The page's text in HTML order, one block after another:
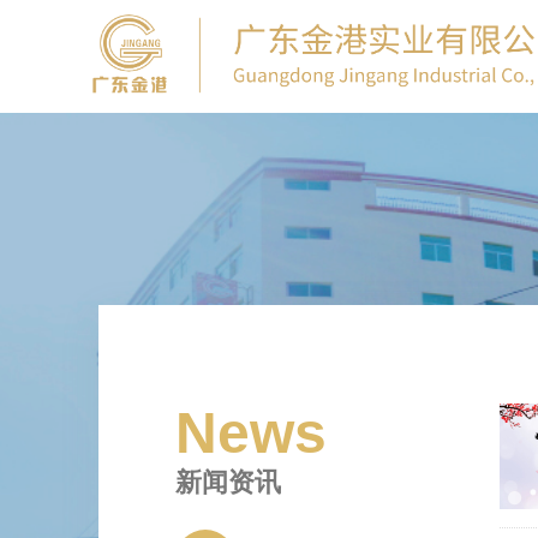
News
新闻资讯